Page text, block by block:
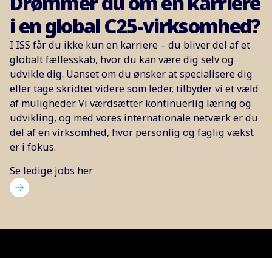
i en global C25-virksomhed?
I ISS får du ikke kun en karriere – du bliver del af et
globalt fællesskab, hvor du kan være dig selv og
udvikle dig. Uanset om du ønsker at specialisere dig
eller tage skridtet videre som leder, tilbyder vi et væld
af muligheder. Vi værdsætter kontinuerlig læring og
udvikling, og med vores internationale netværk er du
del af en virksomhed, hvor personlig og faglig vækst
er i fokus.
Se ledige jobs her